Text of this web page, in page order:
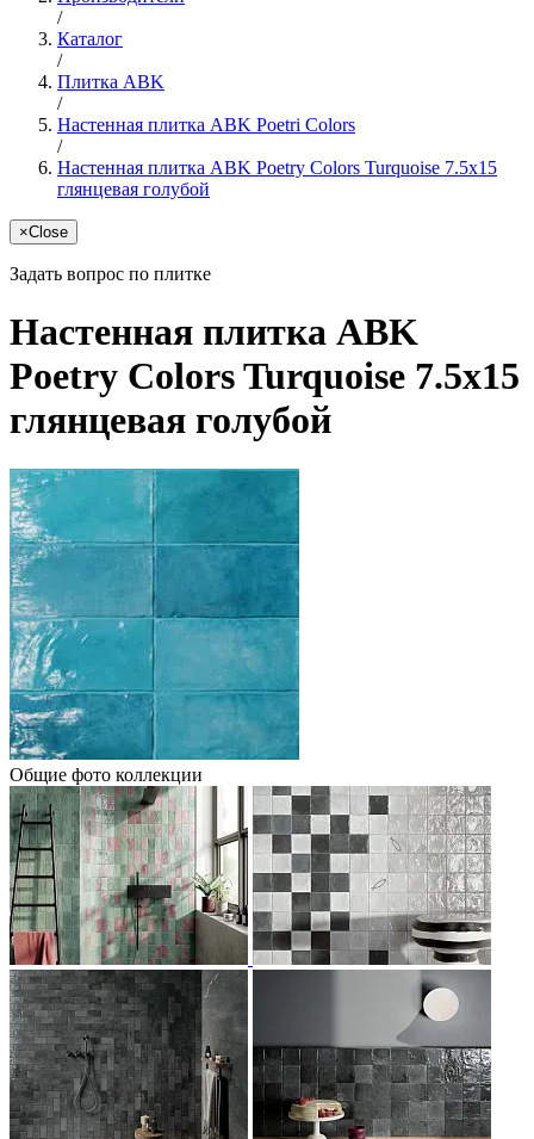
/
Каталог
/
Плитка ABK
/
Настенная плитка ABK Poetri Colors
/
Настенная плитка ABK Poetry Colors Turquoise 7.5x15
глянцевая голубой
×Close
Задать вопрос по плитке
Настенная плитка ABK
Poetry Colors Turquoise 7.5x15
глянцевая голубой
Общие фото коллекции